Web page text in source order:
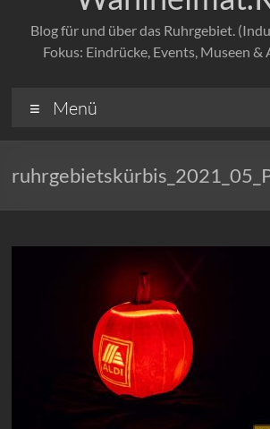
Blog für und über das Ruhrgebiet.
Fokus: Eindrücke, Events, Museen &
Menü